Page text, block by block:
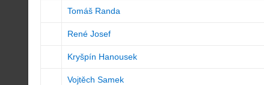
Tomáš Randa
René Josef
Kryšpín Hanousek
Vojtěch Samek